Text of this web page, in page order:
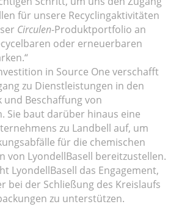
für unsere Recyclingaktivitäten
Circulen-Produktportfolio an
oder erneuerbaren
in Source One verschafft
zu Dienstleistungen in den
und Beschaffung von
Sie baut darüber hinaus eine
zu Landbell auf, um
für die chemischen
von LyondellBasell bereitzustellen.
LyondellBasell das Engagement,
bei der Schließung des Kreislaufs
zu unterstützen.